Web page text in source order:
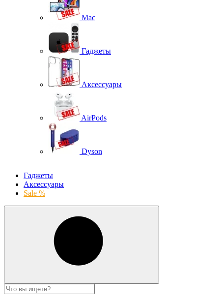
Mac
Гаджеты
Аксессуары
AirPods
Dyson
Гаджеты
Аксессуары
Sale %